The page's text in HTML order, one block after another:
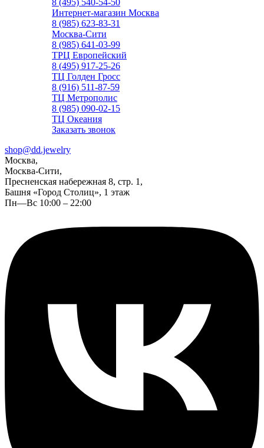
8 (495) 540-54-50
Интернет-магазин Москва
8 (985) 623-83-31
Москва-Сити
8 (985) 641-03-99
ТРЦ Европейский
8 (495) 917-25-26
ТЦ Голден Гросс
8 (916) 511-87-59
ТЦ Метрополис
8 (985) 090-02-15
ТЦ Океания
Заказать звонок
shop@dd.jewelry
Москва,
Москва-Сити,
Пресненская набережная 8, стр. 1,
Башня «Город Столиц», 1 этаж
Пн—Вс 10:00 – 22:00